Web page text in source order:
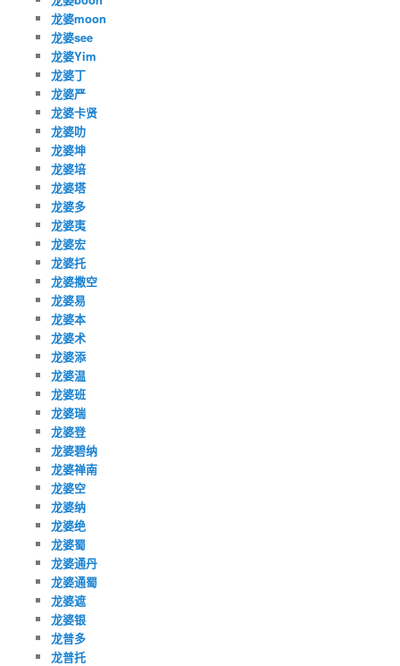
龙婆moon
龙婆see
龙婆Yim
龙婆丁
龙婆严
龙婆卡贤
龙婆叻
龙婆坤
龙婆培
龙婆塔
龙婆多
龙婆夷
龙婆宏
龙婆托
龙婆撒空
龙婆易
龙婆本
龙婆术
龙婆添
龙婆温
龙婆班
龙婆瑞
龙婆登
龙婆碧纳
龙婆禅南
龙婆空
龙婆纳
龙婆绝
龙婆蜀
龙婆通丹
龙婆通蜀
龙婆遮
龙婆银
龙普多
龙普托